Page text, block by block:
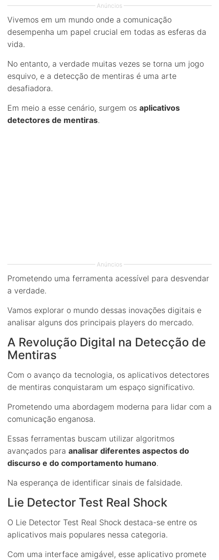
Anúncios
Vivemos em um mundo onde a comunicação
desempenha um papel crucial em todas as esferas da
vida.
No entanto, a verdade muitas vezes se torna um jogo
esquivo, e a detecção de mentiras é uma arte
desafiadora.
Em meio a esse cenário, surgem os aplicativos
detectores de mentiras.
Anúncios
Prometendo uma ferramenta acessível para desvendar
a verdade.
Vamos explorar o mundo dessas inovações digitais e
analisar alguns dos principais players do mercado.
A Revolução Digital na Detecção de
Mentiras
Com o avanço da tecnologia, os aplicativos detectores
de mentiras conquistaram um espaço significativo.
Prometendo uma abordagem moderna para lidar com a
comunicação enganosa.
Essas ferramentas buscam utilizar algoritmos
avançados para analisar diferentes aspectos do
discurso e do comportamento humano.
Na esperança de identificar sinais de falsidade.
Lie Detector Test Real Shock
O Lie Detector Test Real Shock destaca-se entre os
aplicativos mais populares nessa categoria.
Com uma interface amigável, esse aplicativo promete